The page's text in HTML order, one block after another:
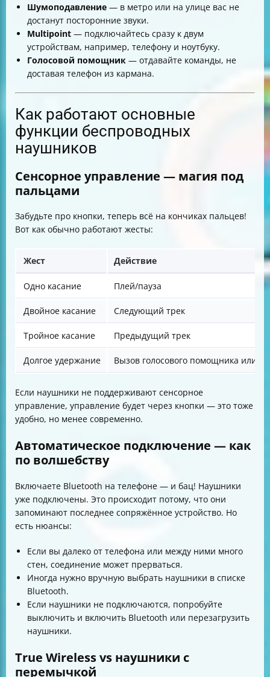
Шумоподавление — в метро или на улице вас не
достанут посторонние звуки.
Multipoint — подключайтесь сразу к двум
устройствам, например, телефону и ноутбуку.
Голосовой помощник — отдавайте команды, не
доставая телефон из кармана.
Как работают основные
функции беспроводных
наушников
Сенсорное управление — магия под
пальцами
Забудьте про кнопки, теперь всё на кончиках пальцев!
Вот как обычно работают жесты:
Жест Действие
Одно касание Плей/пауза
Двойное касание Следующий трек
Тройное касание Предыдущий трек
Долгое удержание Вызов голосового помощника или
Если наушники не поддерживают сенсорное
управление, управление будет через кнопки — это тоже
удобно, но менее современно.
Автоматическое подключение — как
по волшебству
Включаете Bluetooth на телефоне — и бац! Наушники
уже подключены. Это происходит потому, что они
запоминают последнее сопряжённое устройство. Но
есть нюансы:
Если вы далеко от телефона или между ними много
стен, соединение может прерваться.
Иногда нужно вручную выбрать наушники в списке
Bluetooth.
Если наушники не подключаются, попробуйте
выключить и включить Bluetooth или перезагрузить
наушники.
True Wireless vs наушники с
перемычкой